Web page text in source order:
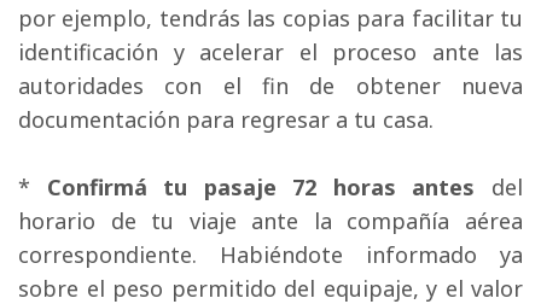
por ejemplo, tendrás las copias para facilitar tu
identificación y acelerar el proceso ante las
autoridades con el fin de obtener nueva
documentación para regresar a tu casa.
* Confirmá tu pasaje 72 horas antes del
horario de tu viaje ante la compañía aérea
correspondiente. Habiéndote informado ya
sobre el peso permitido del equipaje, y el valor